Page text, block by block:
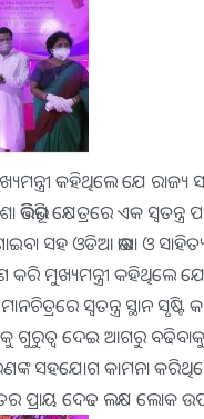
କହିଥିଲେ ଯେ ରାଜ୍ୟ
କ୍ଷେତ୍ରରେ ଏକ
ସହ ଓଡିଆ ଭାଷା ଓ
ମୁଖ୍ୟମନ୍ତ୍ରୀ କହିଥିଲେ ଯେ
ସ୍ବତନ୍ତ୍ର ସ୍ଥାନ
ଗୁରୁତ୍ବ ଦେଇ ଆଗରୁ
ସହଯୋଗ କାମନା
ପ୍ରାୟ ଦେଢ ଲକ୍ଷ ଲୋକ